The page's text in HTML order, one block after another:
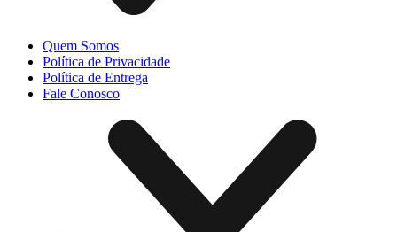
Quem Somos
Política de Privacidade
Política de Entrega
Fale Conosco